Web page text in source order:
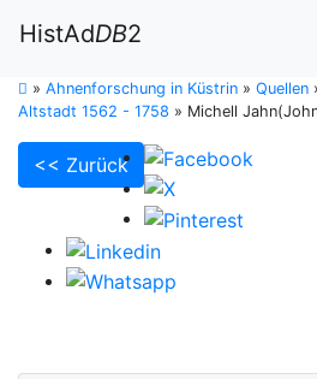
HistAdDB2
» Ahnenforschung in Küstrin » Quellen
Altstadt 1562 - 1758 » Michell
<< Zurück